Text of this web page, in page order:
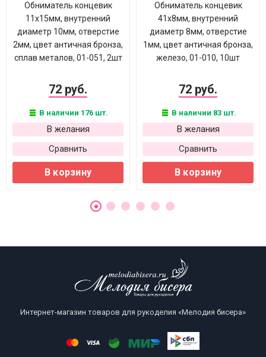
Обниматель концевик
11х15мм, внутренний
диаметр 10мм, отверстие
2мм, цвет античная бронза,
сплав металов, 01-051, 2шт
72 руб.
В наличии 176 шт.
В желания
Сравнить
В корзину
Обниматель концевик
41х8мм, внутренний
диаметр 8мм, отверстие
1мм, цвет античная бронза,
железо, 01-010, 10шт
72 руб.
В наличии 83 шт.
В желания
Сравнить
В корзину
Интернет-магазин товаров для рукоделия «Мелодия бисера»